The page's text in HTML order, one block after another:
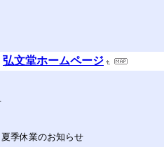
弘文堂ホームページ
季休業のお知らせ